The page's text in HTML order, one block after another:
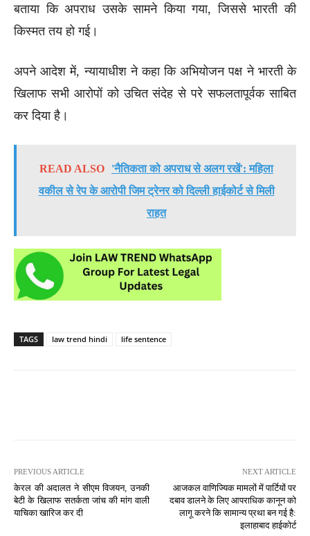
बताया कि अपराध उसके सामने किया गया, जिससे भारती की
किस्मत तय हो गई।
अपने आदेश में, न्यायाधीश ने कहा कि अभियोजन पक्ष ने भारती के
खिलाफ सभी आरोपों को उचित संदेह से परे सफलतापूर्वक साबित
कर दिया है।
READ ALSO
'नैतिकता को अपराध से अलग रखें': महिला
वकील से रेप के आरोपी जिम ट्रेनर को दिल्ली हाईकोर्ट से मिली
राहत
TAGS law trend hindi life sentence
PREVIOUS ARTICLE
केरल की अदालत ने सीएम विजयन, उनकी
बेटी के खिलाफ सतर्कता जांच की मांग वाली
याचिका खारिज कर दी
NEXT ARTICLE
आजकल वाणिज्यिक मामलों में पार्टियों पर
दबाव डालने के लिए आपराधिक कानून को
लागू करने कि सामान्य प्रथा बन गई है:
इलाहाबाद हाईकोर्ट